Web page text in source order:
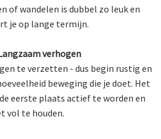
of wandelen is dubbel zo leuk en
je op lange termijn.
verhogen
te verzetten - dus begin rustig en
beweging die je doet. Het
eerste plaats actief te worden en
vol te houden.